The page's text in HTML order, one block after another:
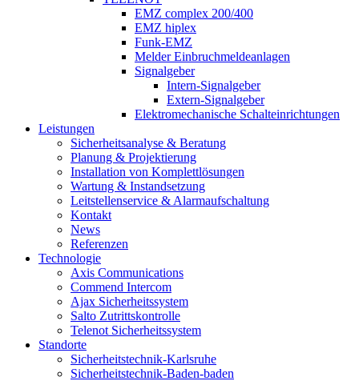
EMZ complex 200/400
EMZ hiplex
Funk-EMZ
Melder Einbruchmeldeanlagen
Signalgeber
Intern-Signalgeber
Extern-Signalgeber
Elektromechanische Schalteinrichtungen
Leistungen
Sicherheitsanalyse & Beratung
Planung & Projektierung​
Installation von Komplettlösungen
Wartung & Instandsetzung
Leitstellenservice & Alarmaufschaltung
Kontakt
News
Referenzen
Technologie
Axis Communications
Commend Intercom
Ajax Sicherheitssystem​
Salto Zutrittskontrolle
Telenot Sicherheitssystem
Standorte
Sicherheitstechnik-Karlsruhe
Sicherheitstechnik-Baden-baden